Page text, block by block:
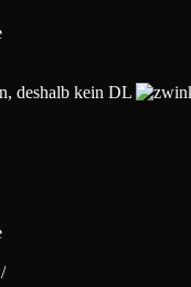
deshalb kein DL